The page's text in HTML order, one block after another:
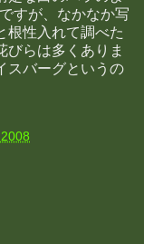
すが、なかなか写
根性入れて調べた
びらは多くありま
スバーグというの